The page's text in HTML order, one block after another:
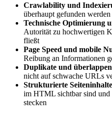
Crawlability und
überhaupt gefunden werden
Technische Optimierung
Autorität zu hochwertigen
fließt
Page Speed und mobile
Reibung an Informationen
Duplikate und
nicht auf schwache URLs
Strukturierte Seiteninhalte
im HTML sichtbar sind
stecken